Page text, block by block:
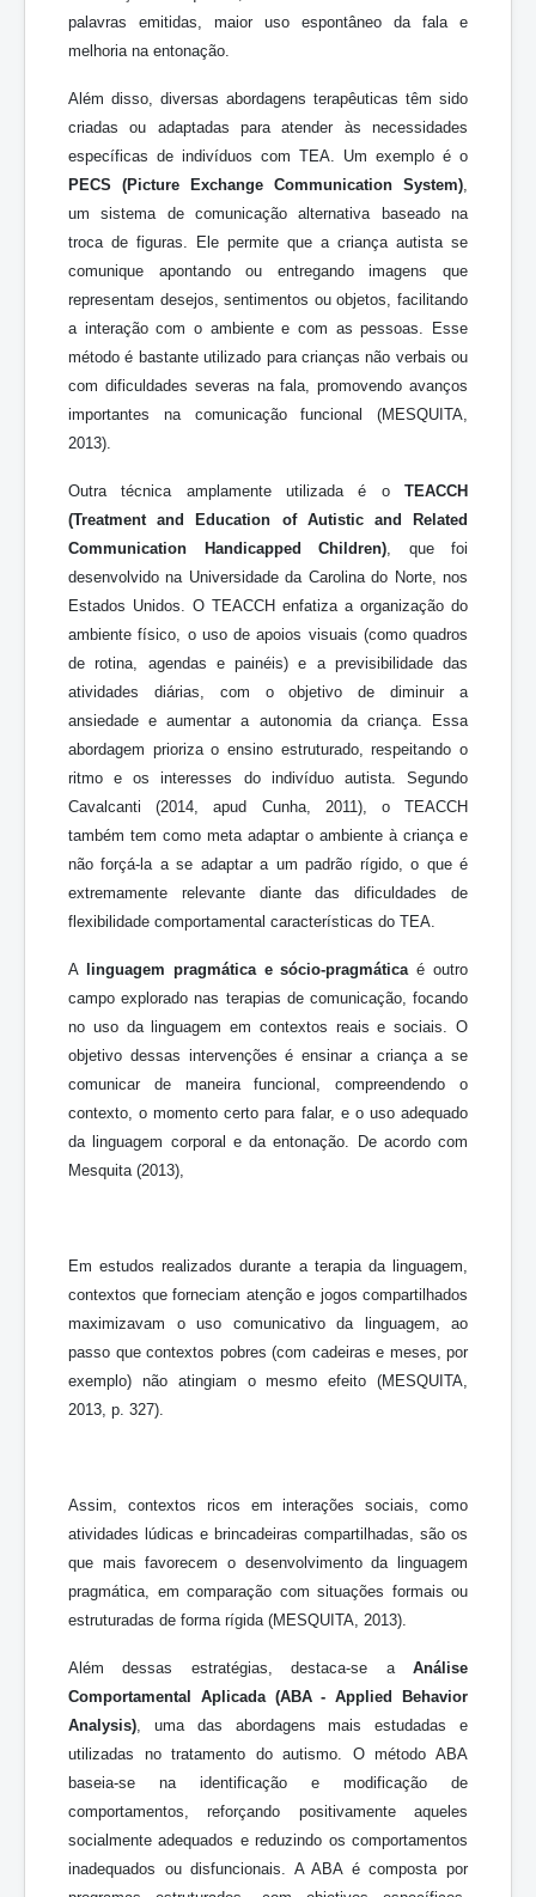
palavras emitidas, maior uso espontâneo da fala e
melhoria na entonação.
Além disso, diversas abordagens terapêuticas têm sido
criadas ou adaptadas para atender às necessidades
específicas de indivíduos com TEA. Um exemplo é o
PECS (Picture Exchange Communication System)
um sistema de comunicação alternativa baseado na
troca de figuras. Ele permite que a criança autista se
comunique apontando ou entregando imagens que
representam desejos, sentimentos ou objetos, facilitando
a interação com o ambiente e com as pessoas. Esse
método é bastante utilizado para crianças não verbais ou
com dificuldades severas na fala, promovendo avanços
importantes na comunicação funcional (MESQUITA,
2013).
Outra técnica amplamente utilizada é o TEACCH
(Treatment and Education of Autistic and Related
Communication Handicapped Children) , que foi
desenvolvido na Universidade da Carolina do Norte, nos
Estados Unidos. O TEACCH enfatiza a organização do
ambiente físico, o uso de apoios visuais (como quadros
de rotina, agendas e painéis) e a previsibilidade das
atividades diárias, com o objetivo de diminuir a
ansiedade e aumentar a autonomia da criança. Essa
abordagem prioriza o ensino estruturado, respeitando o
ritmo e os interesses do indivíduo autista. Segundo
Cavalcanti (2014, apud Cunha, 2011), o TEACCH
também tem como meta adaptar o ambiente à criança e
não forçá-la a se adaptar a um padrão rígido, o que é
extremamente relevante diante das dificuldades de
flexibilidade comportamental características do TEA.
A linguagem pragmática e sócio-pragmática é outro
campo explorado nas terapias de comunicação, focando
no uso da linguagem em contextos reais e sociais. O
objetivo dessas intervenções é ensinar a criança a se
comunicar de maneira funcional, compreendendo o
contexto, o momento certo para falar, e o uso adequado
da linguagem corporal e da entonação. De acordo com
Mesquita (2013),
Em estudos realizados durante a terapia da linguagem,
contextos que forneciam atenção e jogos compartilhados
maximizavam o uso comunicativo da linguagem, ao
passo que contextos pobres (com cadeiras e meses, por
exemplo) não atingiam o mesmo efeito (MESQUITA,
2013, p. 327).
Assim, contextos ricos em interações sociais, como
atividades lúdicas e brincadeiras compartilhadas, são os
que mais favorecem o desenvolvimento da linguagem
pragmática, em comparação com situações formais ou
estruturadas de forma rígida (MESQUITA, 2013).
Além dessas estratégias, destaca-se a Análise
Comportamental Aplicada (ABA - Applied Behavior
Analysis) , uma das abordagens mais estudadas e
utilizadas no tratamento do autismo. O método ABA
baseia-se na identificação e modificação de
comportamentos, reforçando positivamente aqueles
socialmente adequados e reduzindo os comportamentos
inadequados ou disfuncionais. A ABA é composta por